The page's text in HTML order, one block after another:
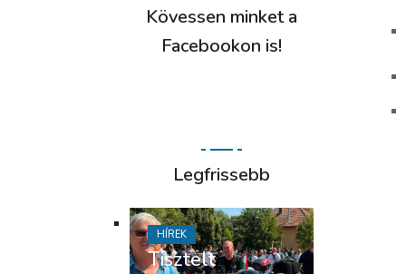
Kövessen minket a
Facebookon is!
Legfrissebb
Tisztelt
HÍREK